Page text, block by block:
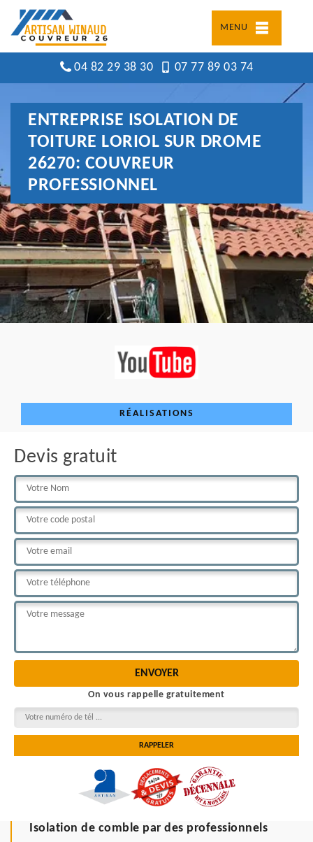
MENU
04 82 29 38 30 07 77 89 03 74
ENTREPRISE ISOLATION DE
TOITURE LORIOL SUR DROME
26270: COUVREUR
PROFESSIONNEL
RÉALISATIONS
Devis gratuit
On vous rappelle gratuitement
Isolation de comble par des professionnels